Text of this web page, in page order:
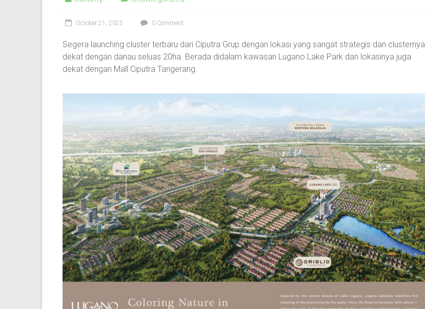
October 21, 2025 0 Comment
Segera launching cluster terbaru dari Ciputra Grup dengan lokasi yang sangat strategis dan clusternya
dekat dengan danau seluas 20ha. Berada didalam kawasan Lugano Lake Park dan lokasinya juga
dekat dengan Mall Ciputra Tangerang.